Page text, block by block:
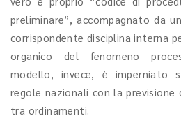
preliminare”, accompagnato da
corrispondente disciplina interna
organico del fenomeno
modello, invece, è imperniato
regole nazionali con la
tra ordinamenti.